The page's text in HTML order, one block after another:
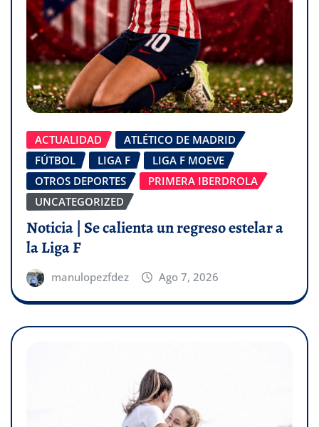
ACTUALIDAD
ATLÉTICO DE MADRID
FÚTBOL
LIGA F
LIGA F MOEVE
OTROS DEPORTES
PRIMERA IBERDROLA
UNCATEGORIZED
Noticia | Se calienta un regreso estelar a
la Liga F
manulopezfdez Ago 7, 2026